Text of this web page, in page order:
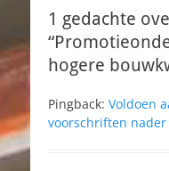
1 gedachte
hogere
Pingback: Voldoen
voorschriften nader